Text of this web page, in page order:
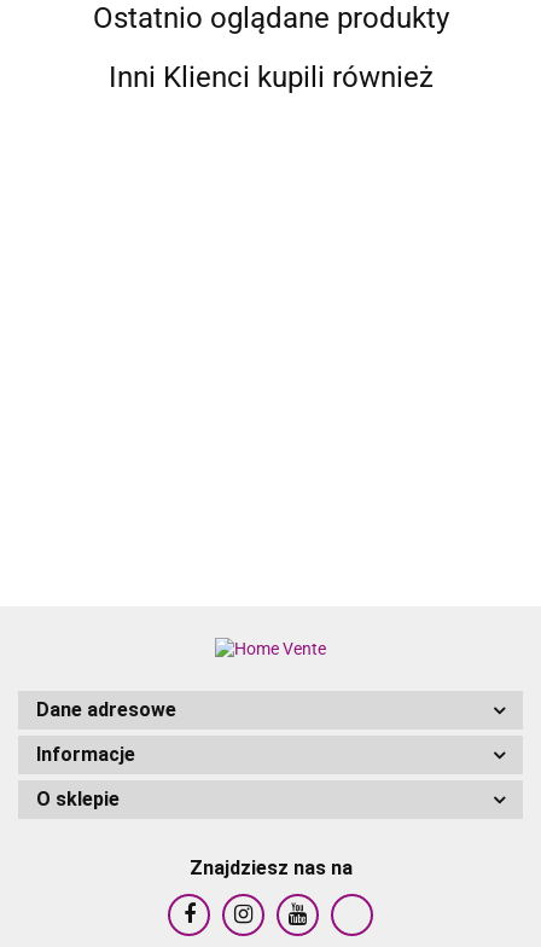
Ostatnio oglądane produkty
Inni Klienci kupili również
Dane adresowe
Informacje
O sklepie
Znajdziesz nas na